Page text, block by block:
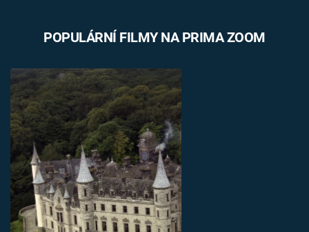
POPULÁRNÍ FILMY NA PRIMA ZOOM